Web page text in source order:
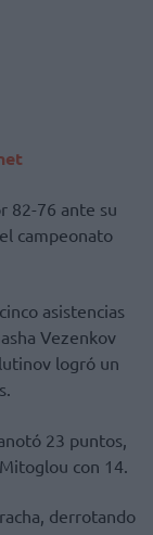
82-76 ante su
campeonato
asistencias
Vezenkov
logró un
23 puntos,
con 14.
derrotando